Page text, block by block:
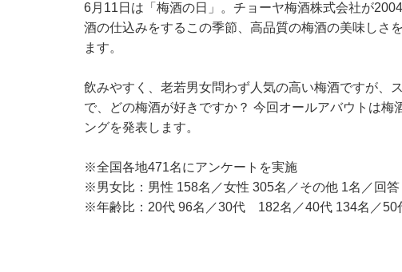
6月11日は「梅酒の日」。チョーヤ梅酒株式会社が
酒の仕込みをするこの季節、高品質の梅酒の美味しさ
ます。
飲みやすく、老若男女問わず人気の高い梅酒ですが、
で、どの梅酒が好きですか？ 今回オールアバウトは
ングを発表します。
※全国各地471名にアンケートを実施
※男女比：男性 158名／女性 305名／その他 1名／回答
※年齢比：20代 96名／30代 182名／40代 134名／50